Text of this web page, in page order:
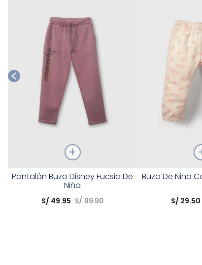
Talla
Elige una opción
Pantalón Buzo Disney Fucsia De
Niña
S/ 49.95 S/ 99.90
Talla
Buzo De Niña
S/ 29.50